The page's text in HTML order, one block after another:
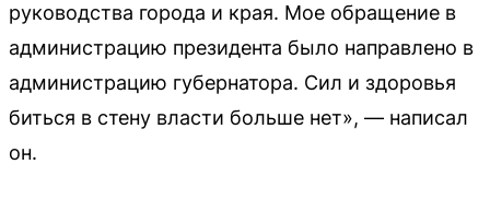
руководства города и края. Мое обращение в
администрацию президента было направлено в
администрацию губернатора. Сил и здоровья
биться в стену власти больше нет», — написал
он.